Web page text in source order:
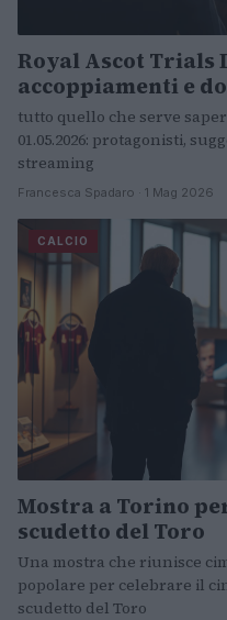
Royal Ascot Trials
accoppiamenti e
tutto quello che serve
01.05.2026: protagonisti,
streaming
Francesca Spadaro · 1 Mag 2026
CALCIO
Mostra a Torino
scudetto del Toro
Una mostra che riunisce
popolare per celebrare il
scudetto del Toro